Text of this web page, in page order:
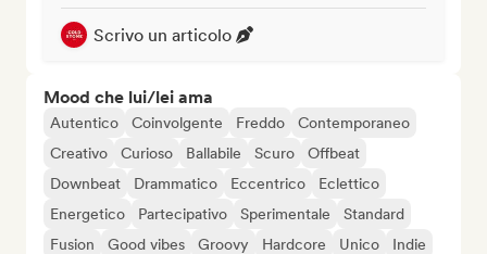
Scrivo un articolo
Mood che lui/lei ama
Autentico Coinvolgente Freddo
Contemporaneo
Creativo
Curioso Ballabile Scuro
Offbeat
Downbeat
Drammatico Eccentrico
Eclettico
Energetico
Partecipativo Sperimentale
Standard
Fusion
Good vibes Groovy Hardcore Unico
Indie